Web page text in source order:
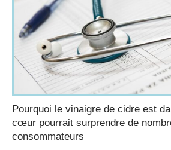
Pourquoi le vinaigre de cidre est
cœur pourrait surprendre de
consommateurs